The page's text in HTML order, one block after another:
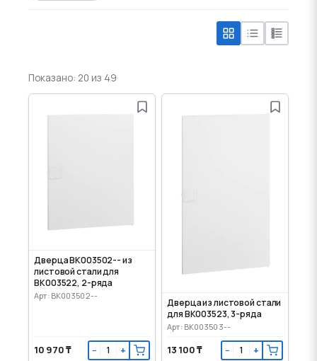
Показано: 20 из 49
Дверца BK003502-- из
листовой стали для
BK003522, 2-ряда
Арт: BK003502--
10 970 ₸ − +
Дверца из листовой стали
для BK003523, 3-ряда
Арт: BK003503--
13 100 ₸ − +